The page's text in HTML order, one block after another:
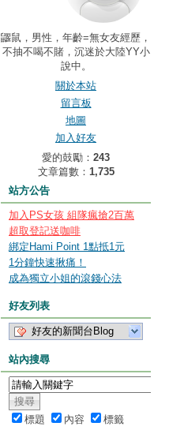
鼴鼠，男性，年齡=無女友經歷，
不抽不喝不賭，沉迷於大陸YY小
說中。
關於本站
留言板
地圖
加入好友
愛的鼓勵： 243
文章篇數： 1,735
站方公告
加入PS女孩 組隊瘋搶2百萬
超取登記送咖啡
綁定Hami Point 1點抵1元
1分鐘快速揪痛！
成為獨立小姐的滾錢心法
好友列表
好友的新聞台Blog
站內搜尋
標題 內容 標籤